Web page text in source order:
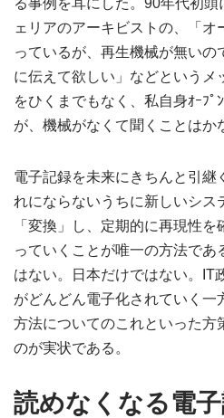
る事例を耳にした。90年代初
ェリアのアーキビストの、「オ
っているが、再生機械が無いの
に伝えて欲しい」などというメ
をひくまでもなく、私自身ｵｰﾌﾟ
が、機械がなくて聞くことはか
電子記録を未来にきちんと引継
れにならないうちに新しいシス
「変換」し、定期的に再現性
っていくことが唯一の方法で
はない。日本だけではない。IT
がどんどん電子化されていく一
方法についてのこれといった方
のが実状である。
読めなくなる電